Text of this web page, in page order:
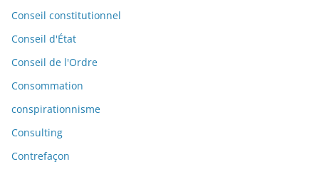
Conseil constitutionnel
Conseil d'État
Conseil de l'Ordre
Consommation
conspirationnisme
Consulting
Contrefaçon